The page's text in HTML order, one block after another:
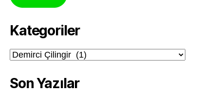
Kategoriler
Kategoriler
Son Yazılar